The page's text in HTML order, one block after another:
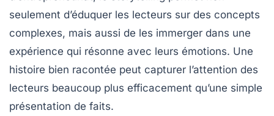
seulement d’éduquer les lecteurs sur des concepts
complexes, mais aussi de les immerger dans une
expérience qui résonne avec leurs émotions. Une
histoire bien racontée peut capturer l’attention des
lecteurs beaucoup plus efficacement qu’une simple
présentation de faits.